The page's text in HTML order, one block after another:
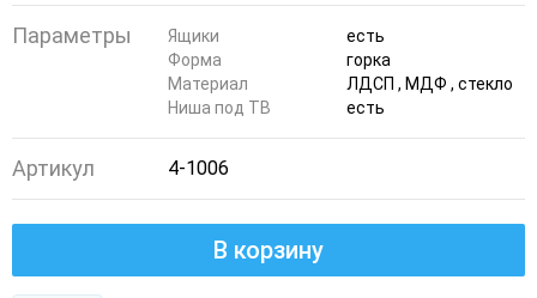
Параметры Ящики
есть
Форма
горка
Материал
ЛДСП , МДФ , стекло
Ниша под ТВ
есть
Артикул 4-1006
В корзину